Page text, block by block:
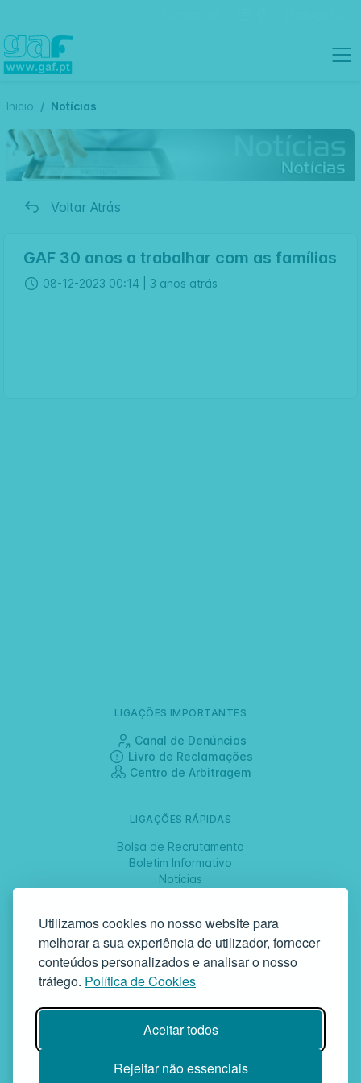
Utilizamos cookies no nosso website para
melhorar a sua experiência de utilizador, fornecer
conteúdos personalizados e analisar o nosso
tráfego. Política de Cookies
Aceitar todos
Rejeitar não essenciais
Inicio Notícias
Voltar Atrás
GAF 30 anos a trabalhar com as famílias
08-12-2023 00:14 | 3 anos atrás
LIGAÇÕES IMPORTANTES
Canal de Denúncias
Livro de Reclamações
Centro de Arbitragem
LIGAÇÕES RÁPIDAS
Bolsa de Recrutamento
Boletim Informativo
Notícias
SIGA-NOS
GAF | Gabinete de Atendimento à Família
Rua da Bandeira, 342 | 4900-561 Viana do Castelo | tel +351 258
Instituição Particular de Solidariedade Social | Inscrição nº 58/96
Publicada em D.R. III 14-03-1997 | N.º Contribuinte 503748935